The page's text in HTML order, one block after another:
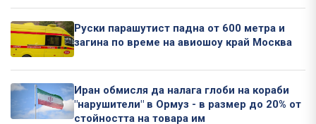
Руски парашутист падна от 600 метра и
загина по време на авиошоу край Москва
Иран обмисля да налага глоби на кораби
"нарушители" в Ормуз - в размер до 20% от
стойността на товара им